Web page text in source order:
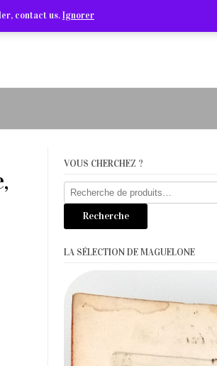
VOUS CHERCHEZ ?
Recherche
pour :
Recherche
LA SÉLECTION DE MAGUELONE
contact us.Ignorer